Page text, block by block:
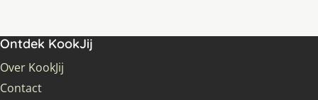
Ontdek KookJij
Over KookJij
Contact